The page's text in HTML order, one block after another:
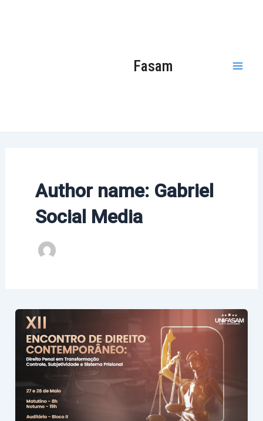
Fasam
Author name: Gabriel
Social Media